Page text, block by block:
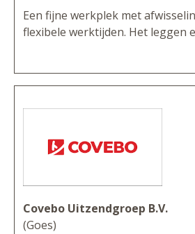
Een fijne werkplek met
flexibele werktijden. Het leggen
Covebo Uitzendgroep B.V.
(Goes)